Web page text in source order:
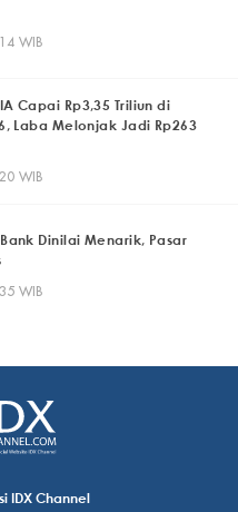
WIB
Capai Rp3,35 Triliun di
Laba Melonjak Jadi Rp263
WIB
Dinilai Menarik, Pasar
WIB
IDX Channel